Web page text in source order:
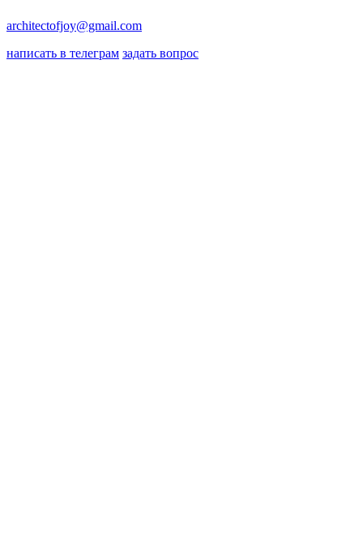
architectofjoy@gmail.com
написать в телеграм задать вопрос